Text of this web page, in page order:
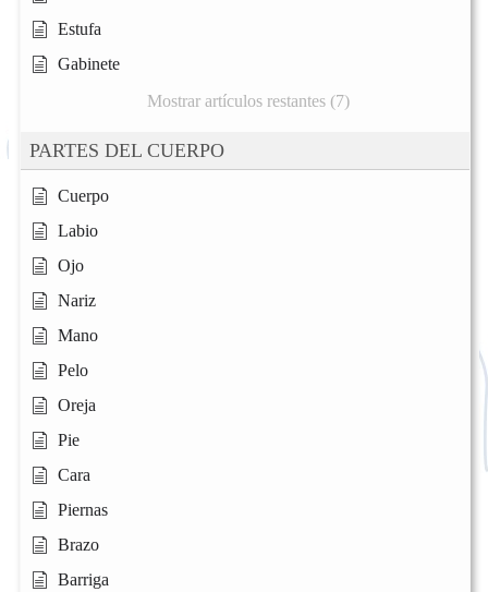
Estufa
Gabinete
Mostrar artículos restantes (7)
PARTES DEL CUERPO
Cuerpo
Labio
Ojo
Nariz
Mano
Pelo
Oreja
Pie
Cara
Piernas
Brazo
Barriga